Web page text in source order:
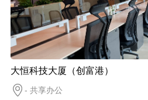
大恒科技大厦（创富港）
- 共享办公